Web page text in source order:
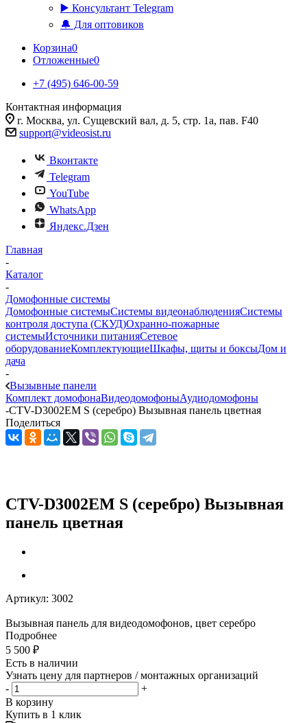
▶️ Консультант Telegram
🔔 Для оптовиков
Корзина0
Отложенные0
+7 (495) 646-00-59
Контактная информация
г. Москва, ул. Сущевский вал, д. 5, стр. 1а, пав. F40
support@videosist.ru
Вконтакте
Telegram
YouTube
WhatsApp
Яндекс.Дзен
Главная
-
Каталог
-
Домофонные системы
Домофонные системыСистемы видеонаблюденияСистемы
контроля доступа (СКУД)Охранно-пожарные
системыИсточники питанияСетевое
оборудованиеКомплектующиеШкафы, щиты и боксыДом и
дача
-
Вызывные панели
Комплект домофонаВидеодомофоныАудиодомофоны
-CTV-D3002EM S (серебро) Вызывная панель цветная
Поделиться
CTV-D3002EM S (серебро) Вызывная
панель цветная
Артикул: 3002
Вызывная панель для видеодомофонов, цвет серебро
Подробнее
5 500 ₽
Есть в наличии
Узнать цену для партнеров / монтажных организаций
-
+
В корзину
Купить в 1 клик